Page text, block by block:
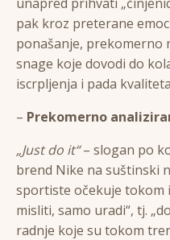
pak kroz preterane
ponašanje, prekomerno
snage koje dovodi do
iscrpljenja i pada
– Prekomerno
„Just do it“– slogan po
brend Nike na suštinski
sportiste očekuje tokom
misliti, samo uradi“, tj.
radnje koje su tokom